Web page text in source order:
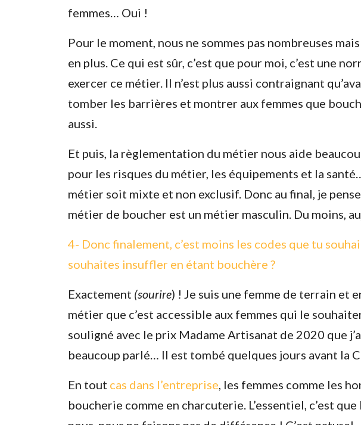
femmes… Oui !
Pour le moment, nous ne sommes pas nombreuses
en plus. Ce qui est sûr, c’est que pour moi, c’est une
exercer ce métier. Il n’est plus aussi contraignant
tomber les barrières et montrer aux femmes que
aussi.
Et puis, la règlementation du métier nous aide
pour les risques du métier, les équipements et la
métier soit mixte et non exclusif. Donc au final, je
métier de boucher est un métier masculin. Du moins,
4- Donc finalement, c’est moins les codes que tu
souhaites insuffler en étant bouchère ?
Exactement (sourire) ! Je suis une femme de terrain et
métier que c’est accessible aux femmes qui le
souligné avec le prix Madame Artisanat de 2020 que j’ai
beaucoup parlé… Il est tombé quelques jours avant la
En tout cas dans l’entreprise , les femmes comme les
boucherie comme en charcuterie. L’essentiel, c’est